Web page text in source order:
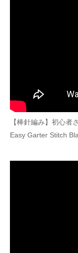
【棒針編み】初心者
Easy Garter Stitch